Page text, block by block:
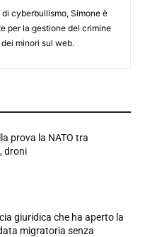
cyberbullismo, Simone è
per la gestione del crimine
minori sul web.
prova la NATO tra
droni
giuridica che ha aperto la
migratoria senza